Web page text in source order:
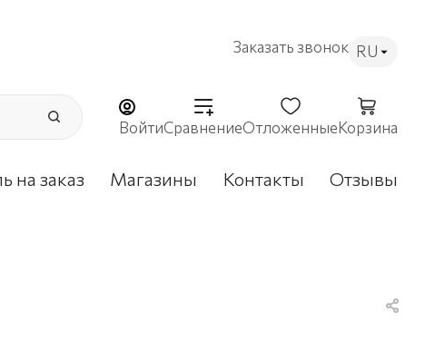
Заказать звонок RU
ВойтиСравнениеОтложенныеКорзина
на заказ Магазины Контакты Отзывы